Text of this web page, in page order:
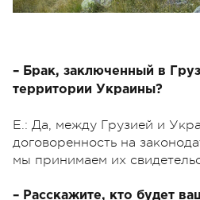
– Брак, заключенный в
территории Украины?
Е.: Да, между Грузией и
договоренность на
мы принимаем их
– Расскажите, кто будет